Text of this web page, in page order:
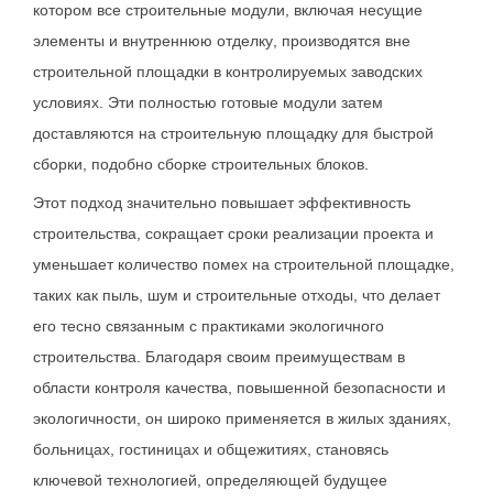
котором все строительные модули, включая несущие
элементы и внутреннюю отделку, производятся вне
строительной площадки в контролируемых заводских
условиях. Эти полностью готовые модули затем
доставляются на строительную площадку для быстрой
сборки, подобно сборке строительных блоков.
Этот подход значительно повышает эффективность
строительства, сокращает сроки реализации проекта и
уменьшает количество помех на строительной площадке,
таких как пыль, шум и строительные отходы, что делает
его тесно связанным с практиками экологичного
строительства. Благодаря своим преимуществам в
области контроля качества, повышенной безопасности и
экологичности, он широко применяется в жилых зданиях,
больницах, гостиницах и общежитиях, становясь
ключевой технологией, определяющей будущее